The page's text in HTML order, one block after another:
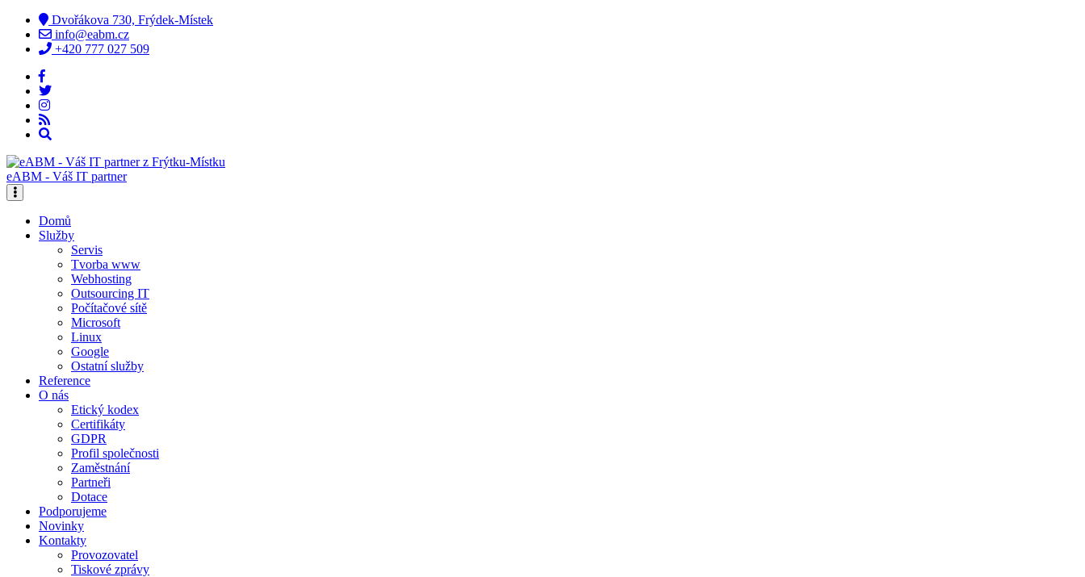
Dvořákova 730, Frýdek-Místek
info@eabm.cz
+420 777 027 509
eABM - Váš IT partner
Domů
Služby
Servis
Tvorba www
Webhosting
Outsourcing IT
Počítačové sítě
Microsoft
Linux
Google
Ostatní služby
Reference
O nás
Etický kodex
Certifikáty
GDPR
Profil společnosti
Zaměstnání
Partneři
Dotace
Podporujeme
Novinky
Kontakty
Provozovatel
Tiskové zprávy